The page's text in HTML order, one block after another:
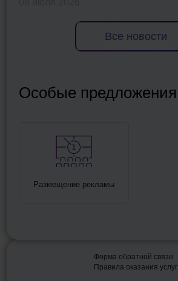
Все новости
Особые предложения
Размещение рекламы
Правила оказания услуг
Форма обратной связи